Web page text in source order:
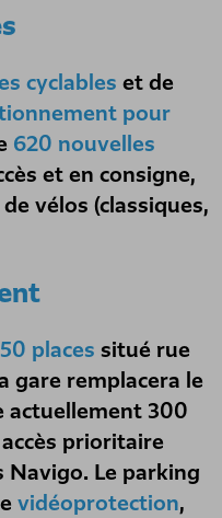
cyclables et de
pour
620 nouvelles
et en consigne,
vélos (classiques,
places situé rue
gare remplacera le
actuellement 300
prioritaire
Navigo. Le parking
vidéoprotection,